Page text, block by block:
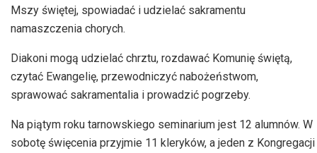
Mszy świętej, spowiadać i udzielać sakramentu
namaszczenia chorych.
Diakoni mogą udzielać chrztu, rozdawać Komunię świętą,
czytać Ewangelię, przewodniczyć nabożeństwom,
sprawować sakramentalia i prowadzić pogrzeby.
Na piątym roku tarnowskiego seminarium jest 12 alumnów. W
sobotę święcenia przyjmie 11 kleryków, a jeden z Kongregacji